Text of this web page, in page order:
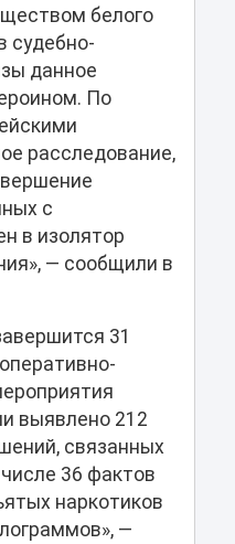
белого
судебно-
данное
По
расследование,
с
в изолятор
— сообщили в
31
выявлено 212
связанных
36 фактов
наркотиков
—